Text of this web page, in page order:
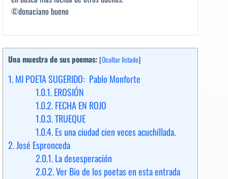
©donaciano bueno
Una muestra de sus poemas: [Ocultar listado]
1.MI POETA SUGERIDO: Pablo Monforte
1.0.1.EROSIÓN
1.0.2.FECHA EN ROJO
1.0.3.TRUEQUE
1.0.4.Es una ciudad cien veces acuchillada.
2.José Espronceda
2.0.1.La desesperación
2.0.2.Ver Bio de los poetas en esta entrada